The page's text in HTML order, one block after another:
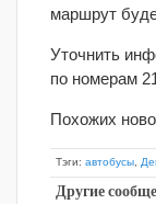
маршрут
Уточнить
по номерам
Похожих
Тэги: автобусы
Другие